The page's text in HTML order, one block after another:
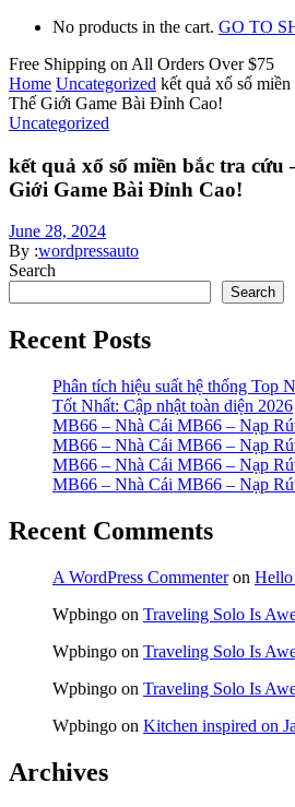
No products in the cart. GO TO
Free Shipping on All Orders Over $75
Home Uncategorized kết quả xổ số
Thế Giới Game Bài Đỉnh Cao!
Uncategorized
kết quả xổ số miền bắc tra cứu
Giới Game Bài Đỉnh Cao!
June 28, 2024
By :wordpressauto
Search
Search
Recent Posts
Phân tích hiệu suất hệ thống Top
Tốt Nhất: Cập nhật toàn diện 2026
MB66 – Nhà Cái MB66 – Nạp
MB66 – Nhà Cái MB66 – Nạp
MB66 – Nhà Cái MB66 – Nạp
MB66 – Nhà Cái MB66 – Nạp
Recent Comments
A WordPress Commenteron
Wpbingo on Traveling Solo Is
Wpbingo on Traveling Solo Is
Wpbingo on Traveling Solo Is
Wpbingo on Kitchen inspired on
Archives